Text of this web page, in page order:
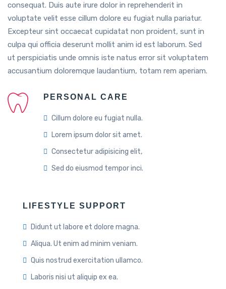
consequat. Duis aute irure dolor in reprehenderit in
voluptate velit esse cillum dolore eu fugiat nulla pariatur.
Excepteur sint occaecat cupidatat non proident, sunt in
culpa qui officia deserunt mollit anim id est laborum. Sed
ut perspiciatis unde omnis iste natus error sit voluptatem
accusantium doloremque laudantium, totam rem aperiam.
PERSONAL CARE
Cillum dolore eu fugiat nulla.
Lorem ipsum dolor sit amet.
Consectetur adipisicing elit,
Sed do eiusmod tempor inci.
LIFESTYLE SUPPORT
Didunt ut labore et dolore magna.
Aliqua. Ut enim ad minim veniam.
Quis nostrud exercitation ullamco.
Laboris nisi ut aliquip ex ea.